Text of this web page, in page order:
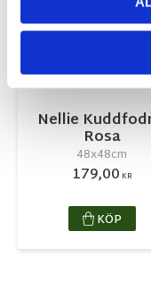
Nellie
Rosa
48x48cm
179,00 KR
KÖP